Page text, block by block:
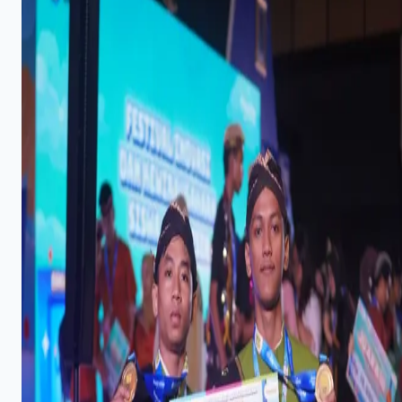
Pergantian Jitu Luis Milla yang Mengantar Indonesia
ke Semifinal
17 Maret 2019